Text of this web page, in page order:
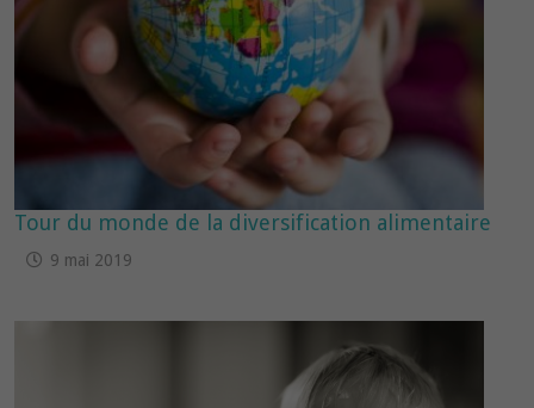
Tour du monde de la diversification alimentaire
9 mai 2019